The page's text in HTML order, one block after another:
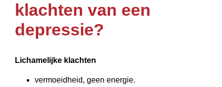
klachten van een
depressie?
Lichamelijke klachten
vermoeidheid, geen energie.